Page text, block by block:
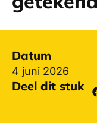
Datum
4 juni 2026
Deel dit stuk